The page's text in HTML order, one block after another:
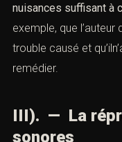
nuisances suffisant à
exemple, que
trouble causé et
remédier.
III). — La
sonores